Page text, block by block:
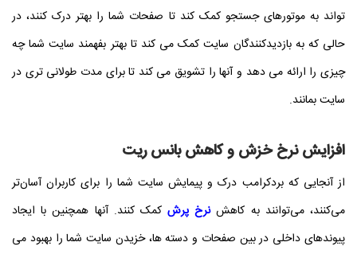
تواند به موتورهای جستجو کمک کند تا صفحات شما را بهتر درک کنند، در
حالی که به بازدیدکنندگان سایت کمک می کند تا بهتر بفهمند سایت شما چه
چیزی را ارائه می دهد و آنها را تشویق می کند تا برای مدت طولانی تری در
سایت بمانند.
افزایش نرخ خزش و کاهش بانس ریت
از آنجایی که بردکرامب درک و پیمایش سایت شما را برای کاربران آسان‌تر
می‌کنند، می‌توانند به کاهشنرخ پرشکمک کنند. آنها همچنین با ایجاد
پیوندهای داخلی در بین صفحات و دسته ها، خزیدن سایت شما را بهبود می